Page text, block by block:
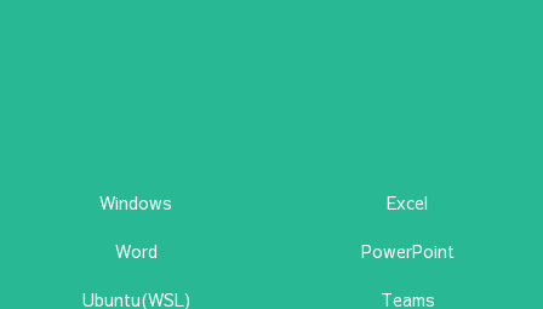
Windows
Excel
Word
PowerPoint
Ubuntu(WSL)
Teams